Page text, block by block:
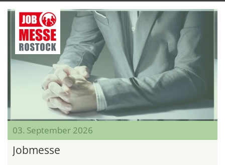
03. September 2026
Jobmesse